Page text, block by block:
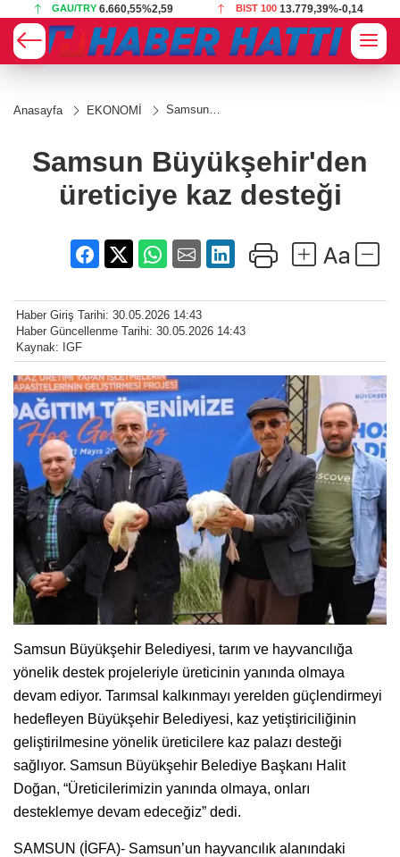
GAU/TRY 6.660,55%2,59 BIST 100 13.779,39%-0,14
Anasayfa EKONOMİ
Samsun
desteği
Samsun Büyükşehir'den
üreticiye kaz desteği
Haber Giriş Tarihi: 30.05.2026 14:43
Haber Güncellenme Tarihi: 30.05.2026 14:43
Kaynak: IGF
Samsun Büyükşehir Belediyesi, tarım ve hayvancılığa
yönelik destek projeleriyle üreticinin yanında olmaya
devam ediyor. Tarımsal kalkınmayı yerelden güçlendirmeyi
hedefleyen Büyükşehir Belediyesi, kaz yetiştiriciliğinin
geliştirilmesine yönelik üreticilere kaz palazı desteği
sağlıyor. Samsun Büyükşehir Belediye Başkanı Halit
Doğan, “Üreticilerimizin yanında olmaya, onları
desteklemye devam edeceğiz” dedi.
SAMSUN (İGFA)- Samsun’un hayvancılık alanındaki